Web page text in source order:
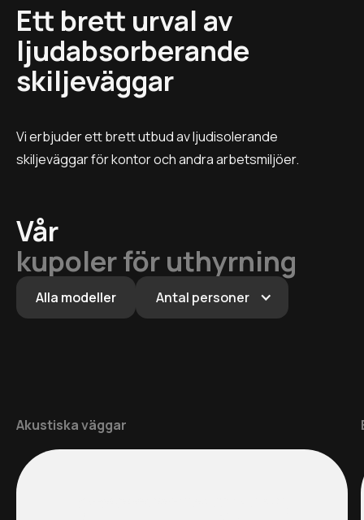
Ett brett urval av
ljudabsorberande
skiljeväggar
Vi erbjuder ett brett utbud av ljudisolerande
skiljeväggar för kontor och andra arbetsmiljöer.
Vår
kupoler för uthyrning
Alla modeller Antal personer
Akustiska väggar